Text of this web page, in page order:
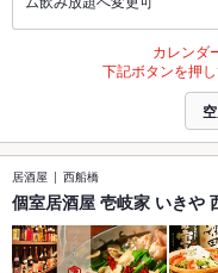
カレンダ
下記ボタンを押
居酒屋 西船橋
個室居酒屋 壱岐家 いきや